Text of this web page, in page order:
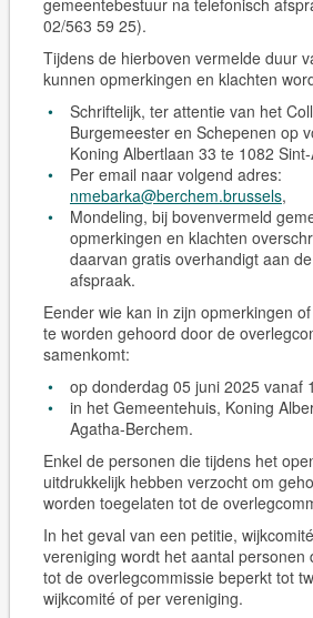
gemeentebestuur na telefonisch
02/563 59 25).
Tijdens de hierboven vermelde duur
kunnen opmerkingen en klachten
Schriftelijk, ter attentie van het
Burgemeester en Schepenen op
Koning Albertlaan 33 te 1082
Per email naar volgend adres:
nmebarka@berchem.brussels,
Mondeling, bij bovenvermeld
opmerkingen en klachten
daarvan gratis overhandigt aan
afspraak.
Eender wie kan in zijn opmerkingen
te worden gehoord door de
samenkomt:
op donderdag 05 juni 2025 vanaf
in het Gemeentehuis, Koning
Agatha-Berchem.
Enkel de personen die tijdens het
uitdrukkelijk hebben verzocht om
worden toegelaten tot de
In het geval van een petitie,
vereniging wordt het aantal personen
tot de overlegcommissie beperkt tot
wijkcomité of per vereniging.